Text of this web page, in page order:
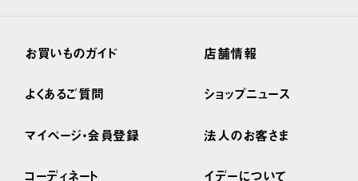
お買いものガイド
よくあるご質問
マイページ・会員登録
コーディネート
店舗情報
ショップニュース
法人のお客さま
イデーについて